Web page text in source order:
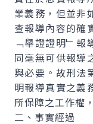
業義務，但並非
查報導內容的確
﹁舉證證明﹂報
同毫無可供報導
與必要。故刑法
明報導真實之義
所保障之工作權
二、事實經過